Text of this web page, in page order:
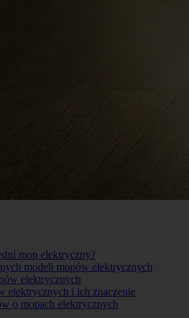
mop elektryczny?
modeli mopów elektrycznych
elektrycznych
elektrycznych i ich znaczenie
o mopach elektrycznych